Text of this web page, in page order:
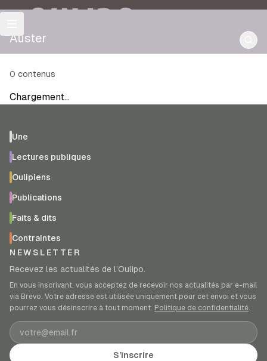
OULIPO
Auster
0 contenus
Chargement…
Une
Lectures publiques
Oulipiens
Publications
Faits & dits
Contraintes
NEWSLETTER
Recevez les actualités de l’Oulipo.
En vous inscrivant, vous acceptez de recevoir nos actualités par e-mail
via Brevo. Votre adresse est utilisée uniquement pour cet envoi et vous
pourrez vous désinscrire à tout moment. Politique de confidentialité.
Adresse e-mail
S’inscrire